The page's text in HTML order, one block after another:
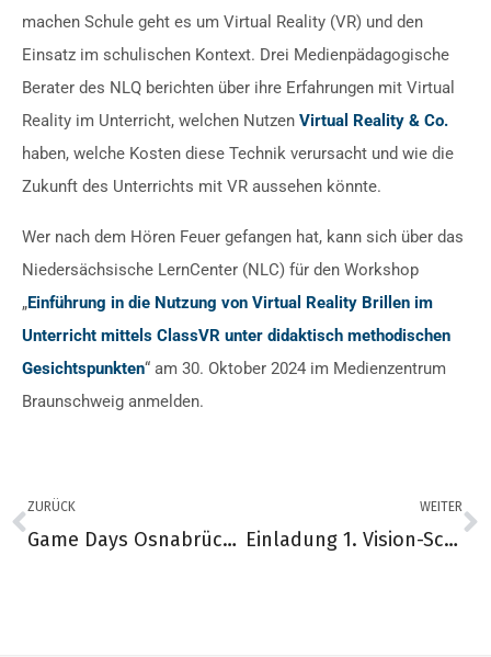
machen Schule geht es um Virtual Reality (VR) und den
Einsatz im schulischen Kontext. Drei Medienpädagogische
Berater des NLQ berichten über ihre Erfahrungen mit Virtual
Reality im Unterricht, welchen Nutzen Virtual Reality & Co.
haben, welche Kosten diese Technik verursacht und wie die
Zukunft des Unterrichts mit VR aussehen könnte.
Wer nach dem Hören Feuer gefangen hat, kann sich über das
Niedersächsische LernCenter (NLC) für den Workshop
„Einführung in die Nutzung von Virtual Reality Brillen im
Unterricht mittels ClassVR unter didaktisch methodischen
Gesichtspunkten“ am 30. Oktober 2024 im Medienzentrum
Braunschweig anmelden.
ZURÜCK
Game Days Osnabrück 2024
WEITER
Einladung 1. Vision-Schule BarCamp